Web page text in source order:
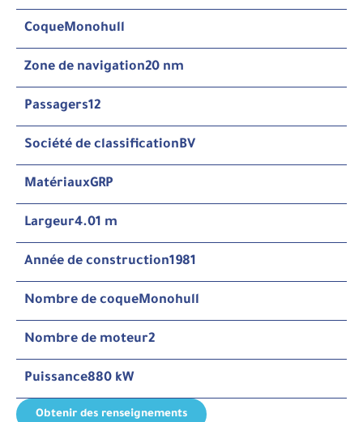
CoqueMonohull
Zone de navigation20 nm
Passagers12
Société de classificationBV
MatériauxGRP
Largeur4.01 m
Année de construction1981
Nombre de coqueMonohull
Nombre de moteur2
Puissance880 kW
Obtenir des renseignements